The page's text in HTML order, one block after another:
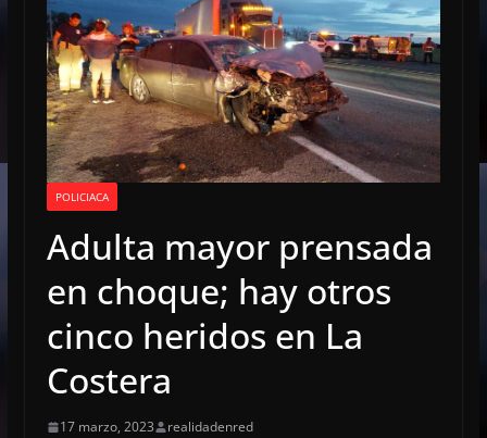
POLICIACA
Adulta mayor prensada
en choque; hay otros
cinco heridos en La
Costera
17 marzo, 2023 realidadenred